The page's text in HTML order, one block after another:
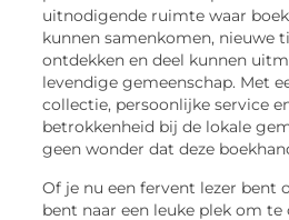
uitnodigende ruimte waar
kunnen samenkomen, nieuwe
ontdekken en deel kunnen
levendige gemeenschap. Met
collectie, persoonlijke service
betrokkenheid bij de lokale
geen wonder dat deze
Of je nu een fervent lezer bent
bent naar een leuke plek om te